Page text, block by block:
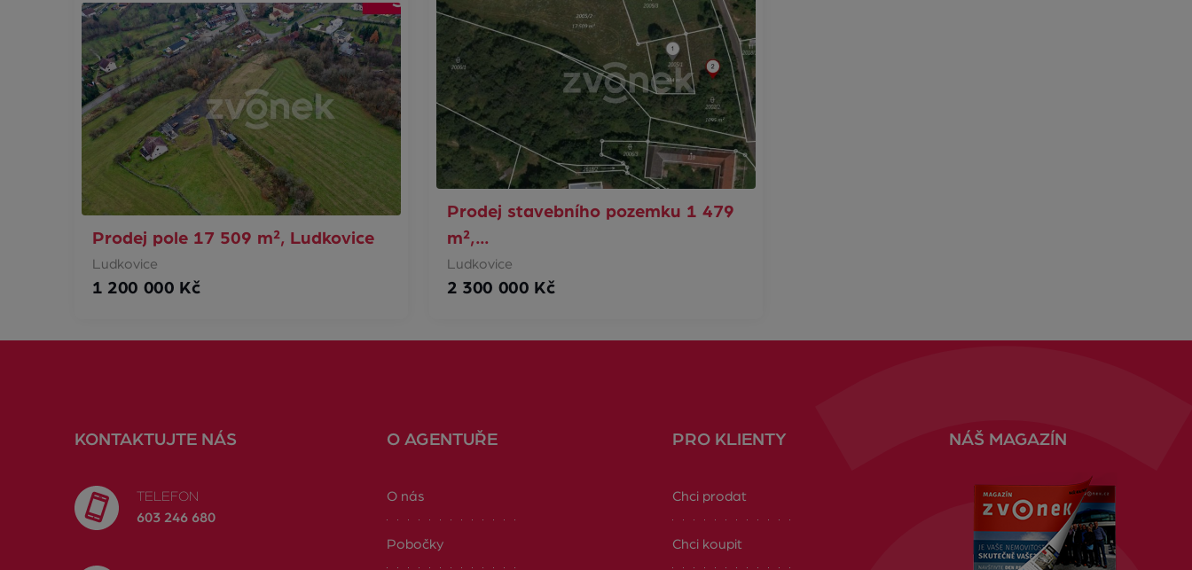
Prodej pole 17 509 m², Ludkovice
Ludkovice
1 200 000 Kč
Prodej stavebního pozemku 1 479
m²,…
Ludkovice
2 300 000 Kč
KONTAKTUJTE NÁS
TELEFON
603 246 680
O AGENTUŘE
O nás
Pobočky
PRO KLIENTY
Chci prodat
Chci koupit
NÁŠ MAGAZÍN